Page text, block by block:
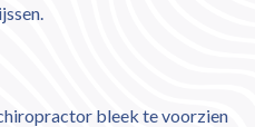
bleek te voorzien